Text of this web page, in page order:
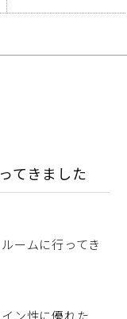
てきました
ームに行ってき
ン性に優れた